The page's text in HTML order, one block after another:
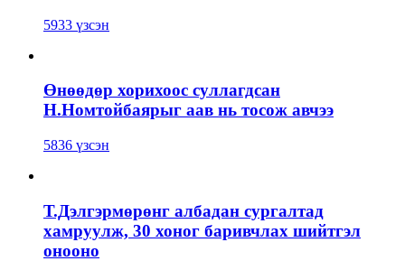
5933 үзсэн
Өнөөдөр хорихоос суллагдсан
Н.Номтойбаярыг аав нь тосож авчээ
5836 үзсэн
Т.Дэлгэрмөрөнг албадан сургалтад
хамруулж, 30 хоног баривчлах шийтгэл
онооно